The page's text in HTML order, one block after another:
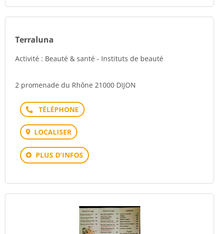
Terraluna
Activité : Beauté & santé - Instituts de beauté
2 promenade du Rhône 21000 DIJON
Téléphone
LOCALISER
PLUS D'INFOS